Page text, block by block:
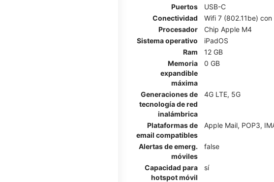
Puertos
USB-C
Conectividad
Wifi 7 (802.11be)
Procesador
Chip Apple M4
Sistema operativo
iPadOS
Ram
12 GB
Memoria
expandible
máxima
0 GB
Generaciones de
tecnología de red
inalámbrica
4G LTE, 5G
Plataformas de
email compatibles
Apple Mail, POP3,
Alertas de emerg.
móviles
false
Capacidad para
hotspot móvil
sí